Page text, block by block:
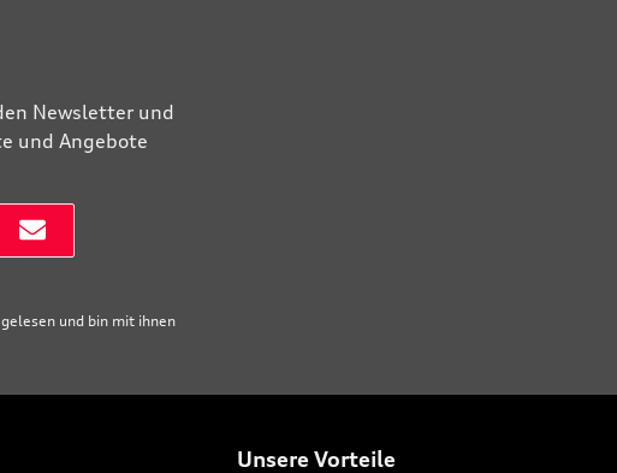
Newsletter und
und Angebote
gelesen und bin mit ihnen
Unsere Vorteile